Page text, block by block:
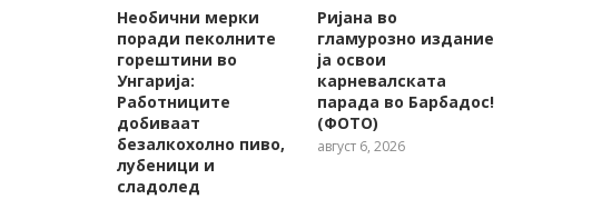
Необични мерки
поради пеколните
горештини во
Унгарија:
Работниците
добиваат
безалкохолно пиво,
лубеници и
сладолед
Ријана во
гламурозно издание
ја освои
карневалската
парада во Барбадос!
(ФОТО)
август 6, 2026